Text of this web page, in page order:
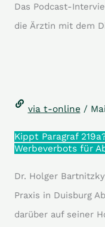
Das Podcast-
die Ärztin mit dem
via t-online /
Kippt Paragraf
Werbeverbots für
Dr. Holger
Praxis in Duisburg
darüber auf seiner